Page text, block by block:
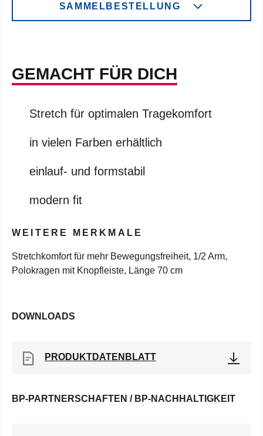
SAMMELBESTELLUNG
GEMACHT FÜR DICH
Stretch für optimalen Tragekomfort
in vielen Farben erhältlich
einlauf- und formstabil
modern fit
WEITERE MERKMALE
Stretchkomfort für mehr Bewegungsfreiheit, 1/2 Arm,
Polokragen mit Knopfleiste, Länge 70 cm
DOWNLOADS
PRODUKTDATENBLATT
BP-PARTNERSCHAFTEN / BP-NACHHALTIGKEIT